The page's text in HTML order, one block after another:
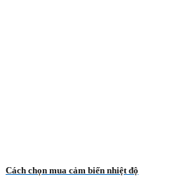
Cách chọn mua cảm biến nhiệt độ